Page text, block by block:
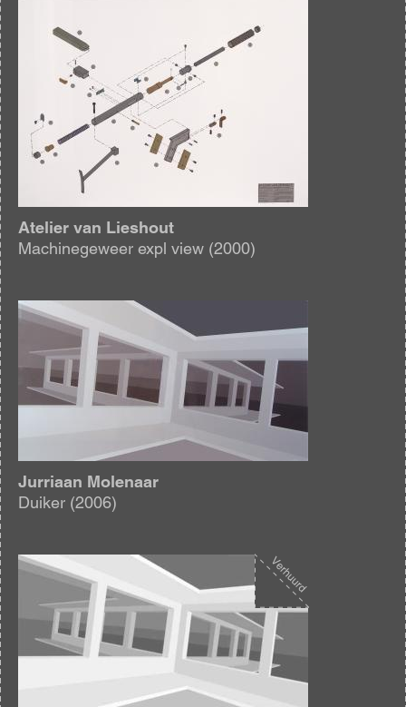
Atelier van Lieshout
Machinegeweer expl view (2000)
Afbeelding
Jurriaan Molenaar
Duiker (2006)
Afbeelding